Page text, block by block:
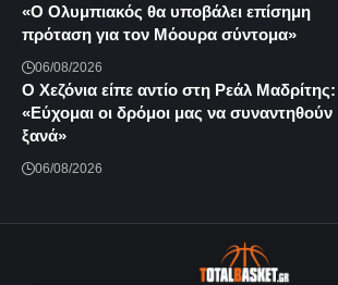
«Ο Ολυμπιακός θα υποβάλει επίσημη
πρόταση για τον Μόουρα σύντομα»
06/08/2026
Ο Χεζόνια είπε αντίο στη Ρεάλ Μαδρίτης:
«Εύχομαι οι δρόμοι μας να συναντηθούν
ξανά»
06/08/2026